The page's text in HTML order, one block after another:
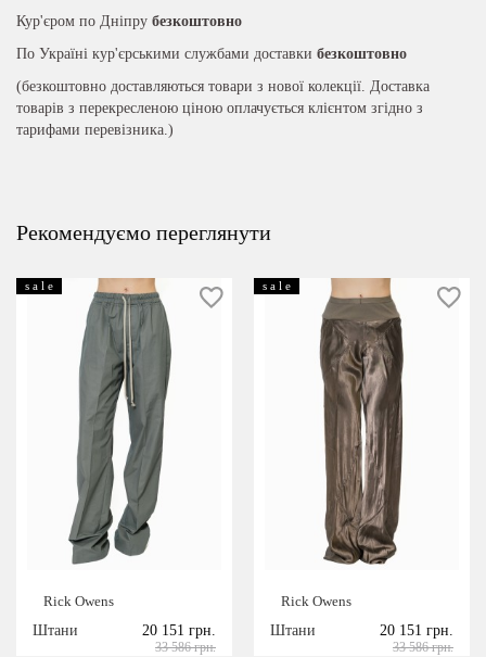
Кур'єром по Дніпру безкоштовно
По Україні кур'єрськими службами доставки безкоштовно
(безкоштовно доставляються товари з нової колекції. Доставка
товарів з перекресленою ціною оплачується клієнтом згідно з
тарифами перевізника.)
Рекомендуємо переглянути
s a l e
Rick Owens
Штани
20 151 грн.
33 586 грн.
s a l e
Rick Owens
Штани
20 151 грн.
33 586 грн.